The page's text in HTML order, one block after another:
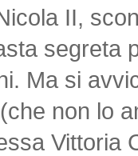
II,
segreta
Ma si
non lo
Vittoria